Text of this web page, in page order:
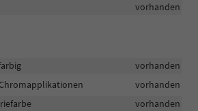
vorhanden
vorhanden
vorhanden
vorhanden